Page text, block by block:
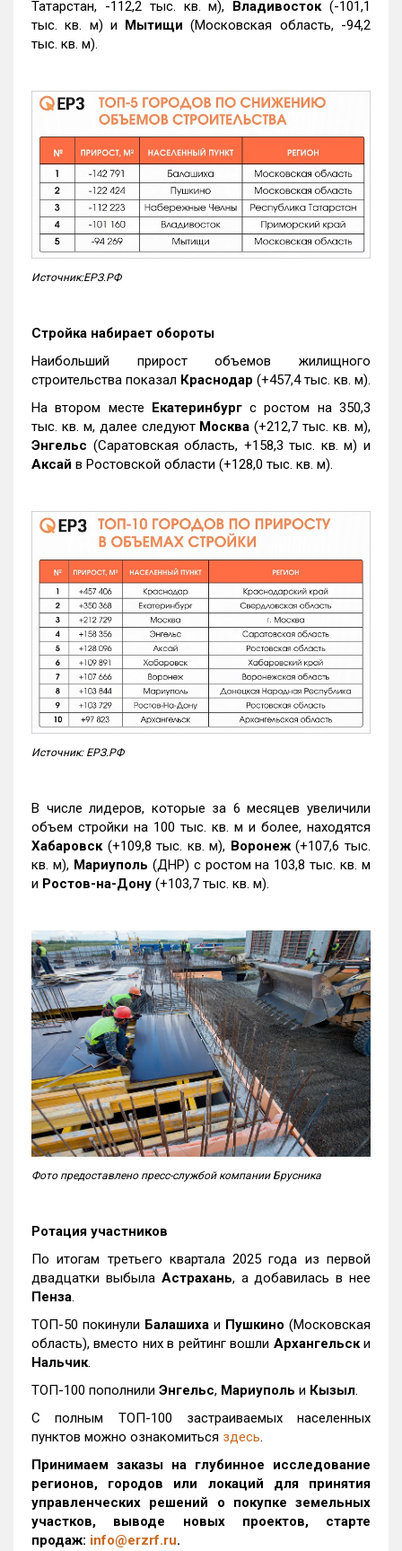
Татарстан, -112,2 тыс. кв. м), Владивосток(-101,1
тыс. кв. м) и Мытищи (Московская область, -94,2
тыс. кв. м).
Источник:ЕРЗ.РФ
Стройка набирает обороты
Наибольший прирост объемов жилищного
строительства показал Краснодар (+457,4 тыс. кв. м).
На втором месте Екатеринбургс ростом на 350,3
тыс. кв. м, далее следуют Москва (+212,7 тыс. кв. м),
Энгельс (Саратовская область, +158,3 тыс. кв. м) и
Аксай в Ростовской области (+128,0 тыс. кв. м).
Источник: ЕРЗ.РФ
В числе лидеров, которые за 6 месяцев увеличили
объем стройки на 100 тыс. кв. м и более, находятся
Хабаровск (+109,8 тыс. кв. м), Воронеж(+107,6 тыс.
кв. м), Мариуполь (ДНР) с ростом на 103,8 тыс. кв. м
и Ростов-на-Дону (+103,7 тыс. кв. м).
Фото предоставлено пресс-службой компании Брусника
Ротация участников
По итогам третьего квартала 2025 года из первой
двадцатки выбыла Астрахань, а добавилась в нее
Пенза.
ТОП-50 покинули Балашиха и Пушкино (Московская
область), вместо них в рейтинг вошли Архангельски
Нальчик.
ТОП-100 пополнили Энгельс, Мариуполь и Кызыл.
С полным ТОП-100 застраиваемых населенных
пунктов можно ознакомиться здесь.
Принимаем заказы на глубинное исследование
регионов, городов или локаций для принятия
управленческих решений о покупке земельных
участков, выводе новых проектов, старте
продаж: info@erzrf.ru.